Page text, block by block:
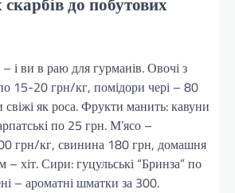
і ви в раю для гурманів. Овочі з
15-20 грн/кг, помідори чері – 80
свіжі як роса. Фрукти манить: кавуни
по 25 грн. М’ясо –
грн/кг, свинина 180 грн, домашня
– хіт. Сири: гуцульські “Бринза” по
– ароматні шматки за 300.